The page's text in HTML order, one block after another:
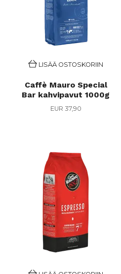
LISÄÄ OSTOSKORIIN
Caffè Mauro Special
Bar kahvipavut 1000g
EUR 37,90